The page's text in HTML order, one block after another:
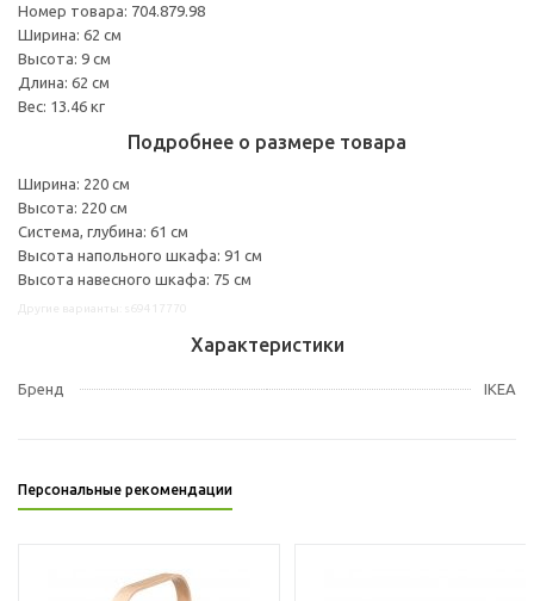
Номер товара: 704.879.98
Ширина: 62 см
Высота: 9 см
Длина: 62 см
Вес: 13.46 кг
Подробнее о размере товара
Ширина: 220 см
Высота: 220 см
Система, глубина: 61 см
Высота напольного шкафа: 91 см
Высота навесного шкафа: 75 см
Характеристики
Бренд IKEA
Персональные рекомендации